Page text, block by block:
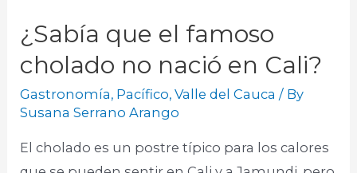
¿Sabía que el famoso
cholado no nació en Cali?
Gastronomía, Pacífico,Valle del Cauca / By
Susana Serrano Arango
El cholado es un postre típico para los calores